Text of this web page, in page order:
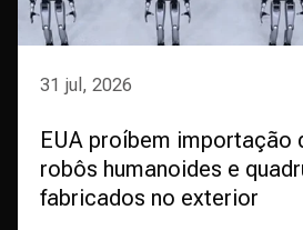
31 jul, 2026
EUA proíbem importação
robôs humanoides e
fabricados no exterior